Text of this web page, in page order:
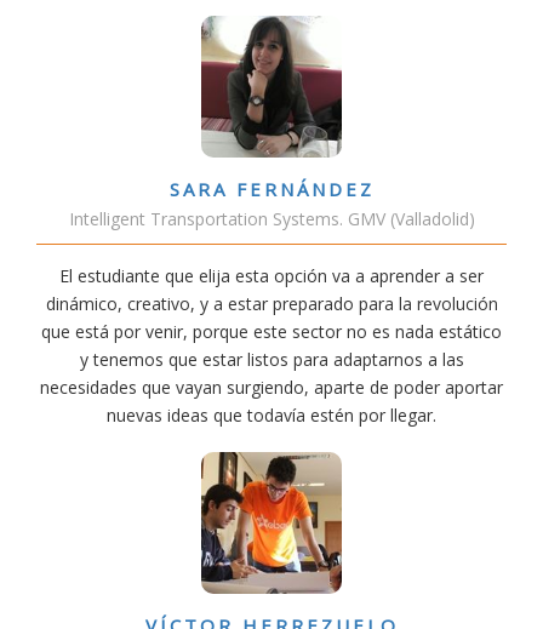
SARA FERNÁNDEZ
Intelligent Transportation Systems. GMV (Valladolid)
El estudiante que elija esta opción va a aprender a ser
dinámico, creativo, y a estar preparado para la revolución
que está por venir, porque este sector no es nada estático
y tenemos que estar listos para adaptarnos a las
necesidades que vayan surgiendo, aparte de poder aportar
nuevas ideas que todavía estén por llegar.